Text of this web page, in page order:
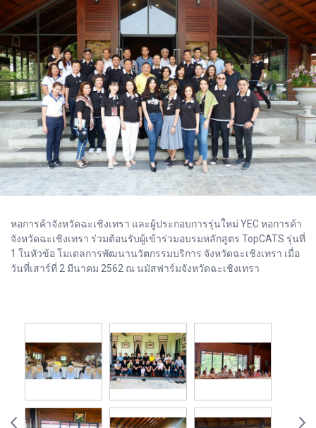
หอการค้าจังหวัดฉะเชิงเทรา และผู้ประกอบการรุ่นใหม่ YEC หอการค้า
จังหวัดฉะเชิงเทรา ร่วมต้อนรับผู้เข้าร่วมอบรมหลักสูตร TopCATS รุ่นที่
1 ในหัวข้อ โมเดลการพัฒนานวัตกรรมบริการ จังหวัดฉะเชิงเทรา เมื่อ
วันที่เสาร์ที่ 2 มีนาคม 2562 ณ นมัสฟาร์มจังหวัดฉะเชิงเทรา